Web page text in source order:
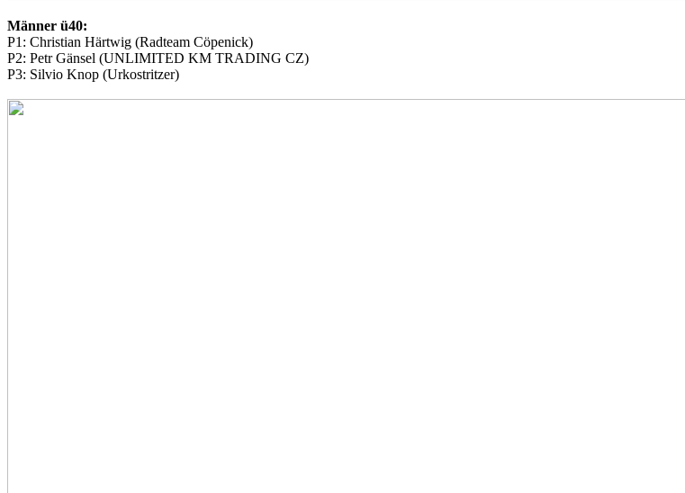
Männer ü40:
P1: Christian Härtwig (Radteam Cöpenick)
P2: Petr Gänsel (UNLIMITED KM TRADING CZ)
P3: Silvio Knop (Urkostritzer)